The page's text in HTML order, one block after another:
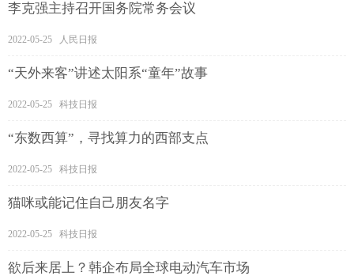
李克强主持召开国务院常务会议
2022-05-25 人民日报
“天外来客”讲述太阳系“童年”故事
2022-05-25 科技日报
“东数西算”，寻找算力的西部支点
2022-05-25 科技日报
猫咪或能记住自己朋友名字
2022-05-25 科技日报
欲后来居上？韩企布局全球电动汽车市场